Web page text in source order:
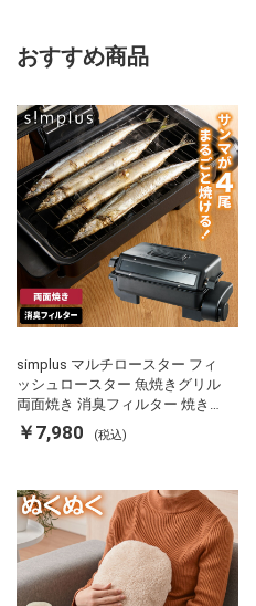
おすすめ商品
simplus マルチロースター フィ
ッシュロースター 魚焼きグリル
両面焼き 消臭フィルター 焼き魚
両面ヒーター タイマー付き SP-
FRS01 マットブラック シンプラ
￥7,980 (税込)